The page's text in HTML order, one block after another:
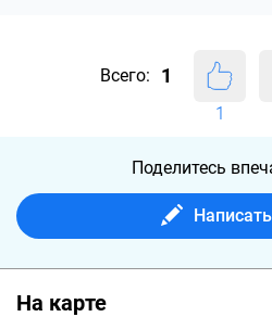
Всего: 1
1
Поделитесь
На карте